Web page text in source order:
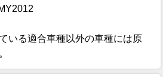
いる適合車種以外の車種には原